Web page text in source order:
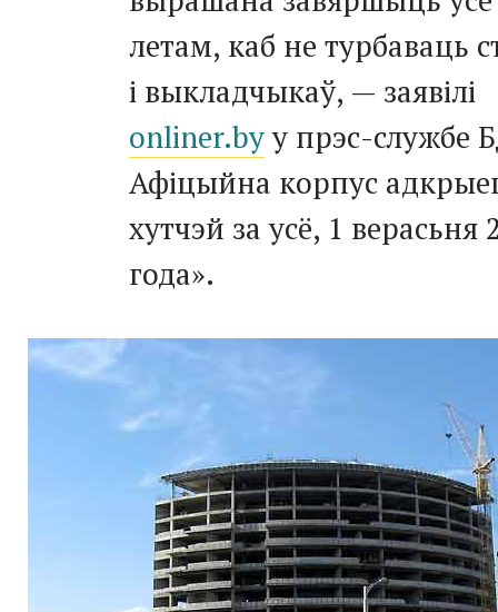
летам, каб не турбаваць
і выкладчыкаў, — заявілі
onliner.byу прэс-службе
Афіцыйна корпус
хутчэй за усё, 1 верасьня
года».